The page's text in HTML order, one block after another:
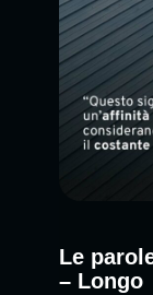
Le
– Longo